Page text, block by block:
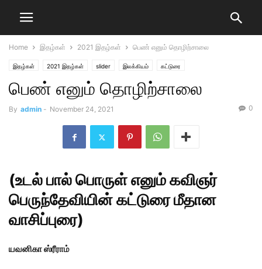
Home இதழ்கள் 2021 இதழ்கள் பெண் எனும் தொழிற்சாலை
இதழ்கள் 2021 இதழ்கள் slider இலக்கியம் கட்டுரை
நவம்பர் - டிசம்பர் 2021 புனைவு
பெண் எனும் தொழிற்சாலை
By admin - November 24, 2021 0
(உடல் பால் பொருள் எனும் கவிஞர்
பெருந்தேவியின் கட்டுரை மீதான
வாசிப்புரை)
யவனிகா ஸ்ரீராம்